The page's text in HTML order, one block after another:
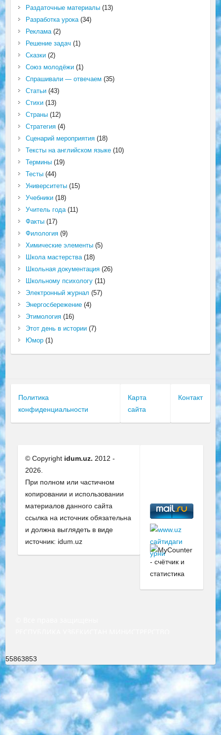
Раздаточные материалы(13)
Разработка урока(34)
Реклама(2)
Решение задач (1)
Сказки(2)
Союз молодёжи(1)
Спрашивали — отвечаем (35)
Статьи(43)
Стихи(13)
Страны(12)
Стратегия(4)
Сценарий мероприятия(18)
Тексты на английском языке(10)
Термины(19)
Тесты(44)
Университеты(15)
Учебники(18)
Учитель года(11)
Факты(17)
Филология(9)
Химические элементы(5)
Школа мастерства(18)
Школьная документация(26)
Школьному психологу(11)
Электронный журнал (57)
Энергосбережение(4)
Этимология(16)
Этот день в истории(7)
Юмор(1)
Политика
конфиденциальности
Карта
сайта
Контакт
© Copyright idum.uz. 2012 -
2026.
При полном или частичном
копировании и использовании
материалов данного сайта
ссылка на источник обязательна
и должна выглядеть в виде
источник: idum.uz
55863853